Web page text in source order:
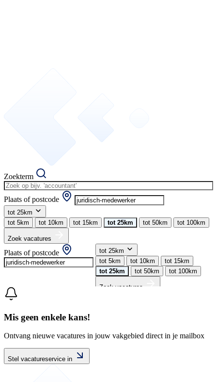
Zoekterm
Plaats of postcode
tot 25km
tot 5km
tot 10km tot 15km tot 25km tot 50km tot 100km
Zoek vacatures
Plaats of postcode
tot 25km
tot 5km
tot 10km
tot 15km
tot 25km
tot 50km tot 100km
Zoek vacatures
Mis geen enkele kans!
Ontvang nieuwe vacatures in jouw vakgebied direct in je mailbox
Stel vacatureservice in